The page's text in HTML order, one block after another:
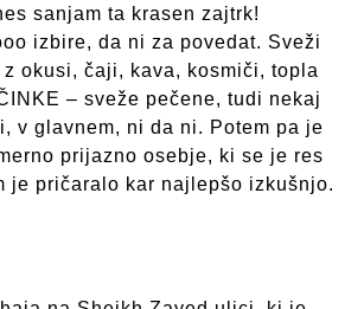
sanjam ta krasen zajtrk!
izbire, da ni za povedat. Sveži
okusi, čaji, kava, kosmiči, topla
– sveže pečene, tudi nekaj
v glavnem, ni da ni. Potem pa je
prijazno osebje, ki se je res
je pričaralo kar najlepšo izkušnjo.